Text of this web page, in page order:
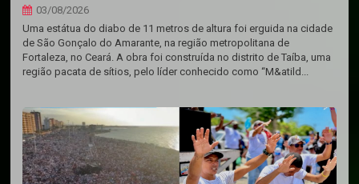
03/08/2026
Uma estátua do diabo de 11 metros de altura foi erguida na cidade
de São Gonçalo do Amarante, na região metropolitana de
Fortaleza, no Ceará. A obra foi construída no distrito de Taíba, uma
região pacata de sítios, pelo líder conhecido como “M&atild...